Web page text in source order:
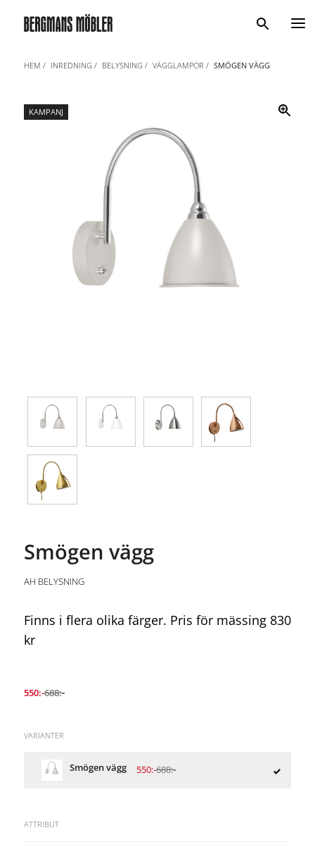
Sök
HEM INREDNING BELYSNING VÄGGLAMPOR SMÖGEN VÄGG
KAMPANJ
Smögen vägg
AH BELYSNING
Finns i flera olika färger. Pris för mässing 830
kr
550:-688:-
VARIANTER
Smögen vägg 550:-688:-
ATTRIBUT